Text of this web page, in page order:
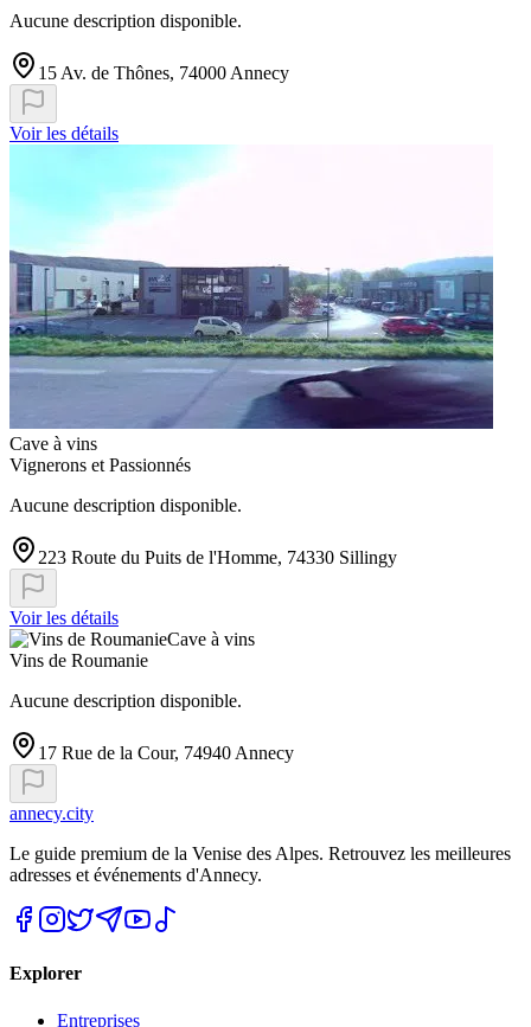
Aucune description disponible.
15 Av. de Thônes, 74000 Annecy
Voir les détails
Cave à vins
Vignerons et Passionnés
Aucune description disponible.
223 Route du Puits de l'Homme, 74330 Sillingy
Voir les détails
Cave à vins
Vins de Roumanie
Aucune description disponible.
17 Rue de la Cour, 74940 Annecy
annecy.city
Le guide premium de la Venise des Alpes. Retrouvez les meilleures
adresses et événements d'Annecy.
Explorer
Entreprises